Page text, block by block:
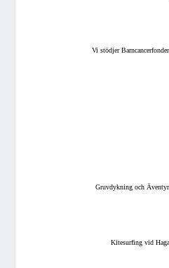
Vi stödjer
Gruvdykning och
Kitesurfing vid